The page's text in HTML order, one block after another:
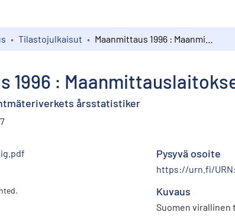
Tilastojulkaisut
1996 :
årsstatistiker
Pysyvä osoite
https://urn.fi/
Kuvaus
Suomen virallinen